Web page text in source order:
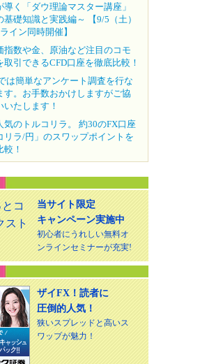
導く「ダウ理論マスター講座」
基礎知識と実践編～ 【9/5（土）
イン同時開催】
指数や金、原油など注目のコモ
取引できるCFD口座を徹底比較！
は簡単なアンケート調査を行な
す。お手数おかけしますがご協
いたします！
気のトルコリラ。 約30のFX口座
リラ/円」のスワップポイントを
！
当サイト限定
キャンペーン実施中
初心者にうれしい無料オ
ンラインセミナーが充実!
ザイFX！読者に
圧倒的人気！
狭いスプレッドと高いス
ワップが魅力！